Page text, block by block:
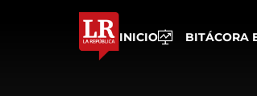
INICIO BITÁCORA